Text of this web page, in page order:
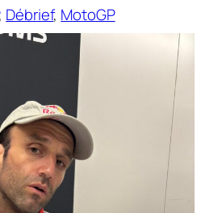
Débrief, MotoGP